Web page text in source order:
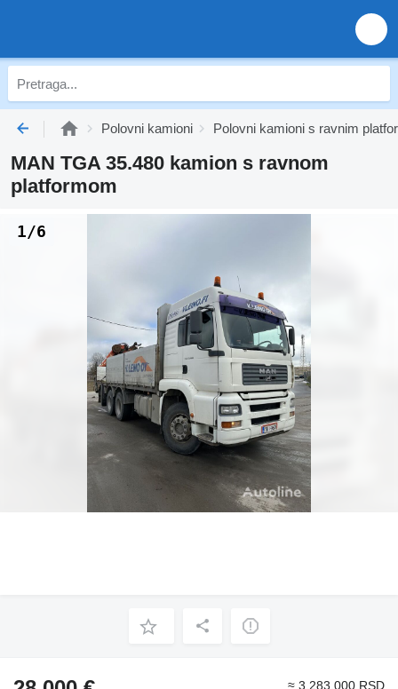
Polovni kamioni Polovni kamioni s ravnim
MAN TGA 35.480 kamion s ravnom
platformom
1/6
≈ 3.283.000 RSD